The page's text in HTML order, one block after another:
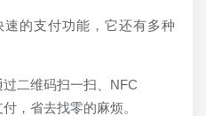
的支付功能，它还有多种
二维码扫一扫、NFC
，省去找零的麻烦。